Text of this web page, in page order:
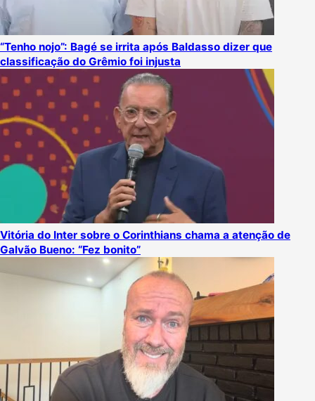
“Tenho nojo”: Bagé se irrita após Baldasso dizer que
classificação do Grêmio foi injusta
Vitória do Inter sobre o Corinthians chama a atenção de
Galvão Bueno: “Fez bonito”